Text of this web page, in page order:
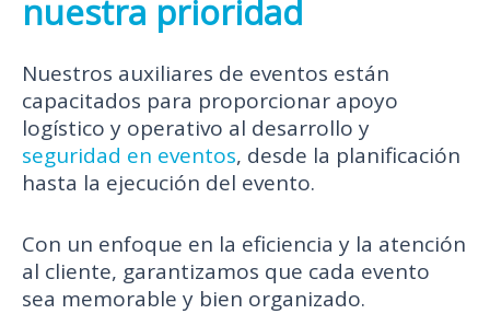
nuestra prioridad
Nuestros auxiliares de eventos están
capacitados para proporcionar apoyo
logístico y operativo al desarrollo y
seguridad en eventos, desde la planificación
hasta la ejecución del evento.
Con un enfoque en la eficiencia y la atención
al cliente, garantizamos que cada evento
sea memorable y bien organizado.